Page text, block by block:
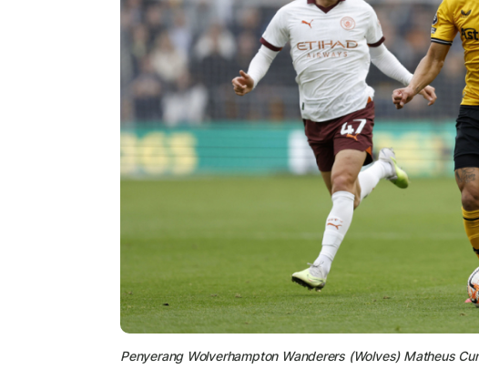
Penyerang Wolverhampton Wanderers (Wolves) Matheus